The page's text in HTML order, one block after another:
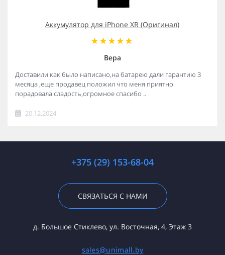
Аккумулятор для iPhone XR (Оригинал)
Вера
Доставили как было написано,на батарею дали гарантию 3
месяца ,еще продавец положил что меня приятно
порадовала сладость,огромное спасибо ..
20.12.2024
+375 (29) 153-68-04
СВЯЗАТЬСЯ С НАМИ
д. Большое Стиклево, ул. Восточная, 4, Этаж 3
sales@unimall.by